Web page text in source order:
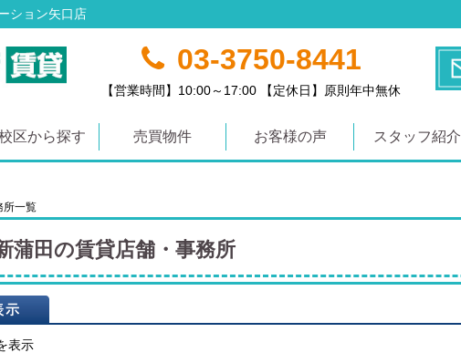
ション矢口店
03-3750-8441
【営業時間】10:00～17:00 【定休日】原則年中無休
区から探す 売買物件 お客様の声 スタッフ紹介
所一覧
蒲田の賃貸店舗・事務所
表示